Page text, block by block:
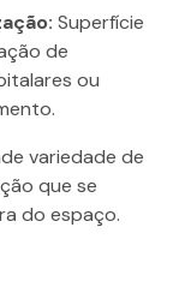
Superfície
de
ou
variedade de
que se
do espaço.